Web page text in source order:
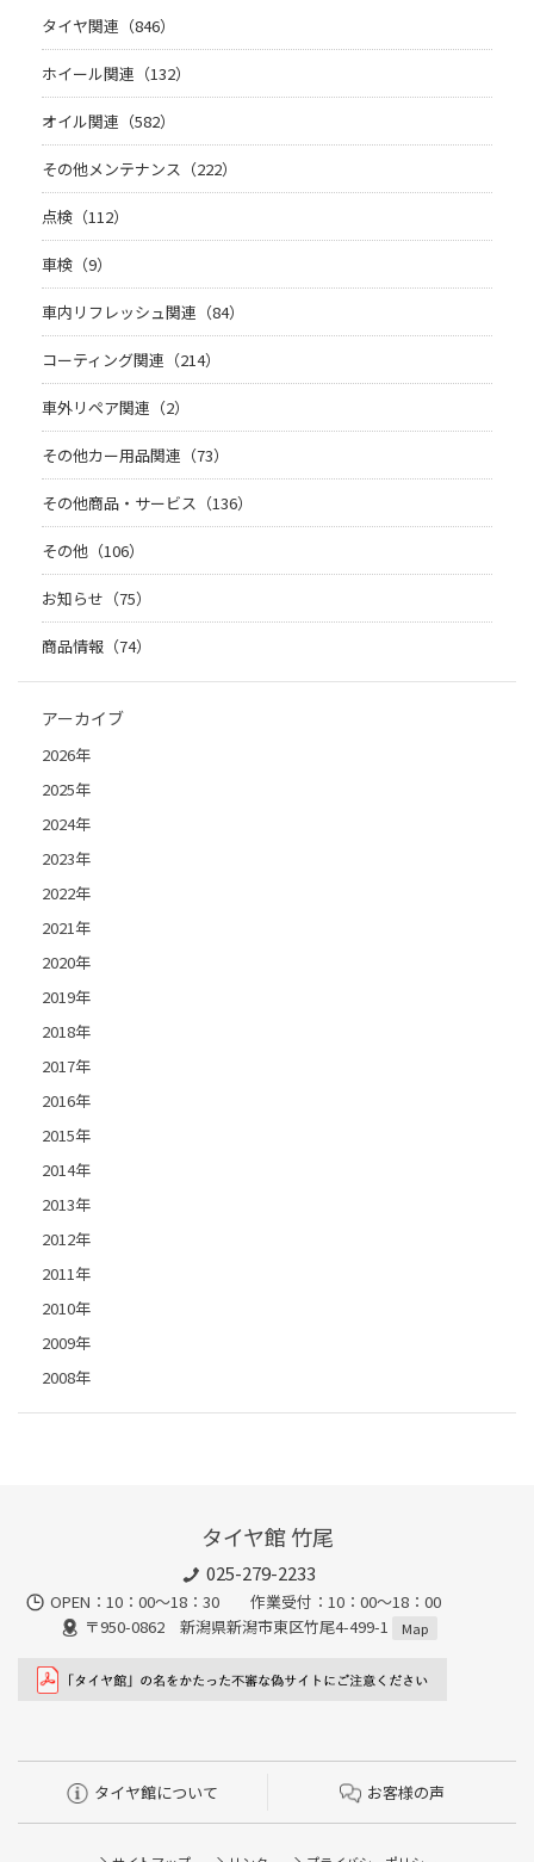
タイヤ関連（846）
ホイール関連（132）
オイル関連（582）
その他メンテナンス（222）
点検（112）
車検（9）
車内リフレッシュ関連（84）
コーティング関連（214）
車外リペア関連（2）
その他カー用品関連（73）
その他商品・サービス（136）
その他（106）
お知らせ（75）
商品情報（74）
アーカイブ
2026年
2025年
2024年
2023年
2022年
2021年
2020年
2019年
2018年
2017年
2016年
2015年
2014年
2013年
2012年
2011年
2010年
2009年
2008年
タイヤ館 竹尾
025-279-2233
OPEN：10：00～18：30 作業受付：10：00～18：00
〒950-0862 新潟県新潟市東区竹尾4-499-1
Map
タイヤ館について お客様の声